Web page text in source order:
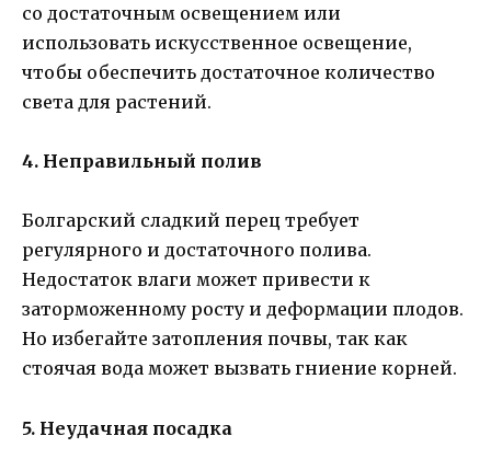
со достаточным освещением или
использовать искусственное освещение,
чтобы обеспечить достаточное количество
света для растений.
4. Неправильный полив
Болгарский сладкий перец требует
регулярного и достаточного полива.
Недостаток влаги может привести к
заторможенному росту и деформации плодов.
Но избегайте затопления почвы, так как
стоячая вода может вызвать гниение корней.
5. Неудачная посадка